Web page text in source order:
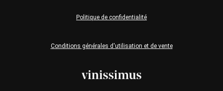
Conditions générales d'utilisation et de vente
Politique de confidentialité